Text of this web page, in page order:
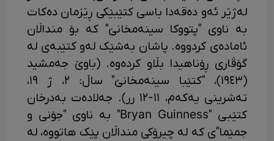
لەژێر ئەو دەقەدا باسی کتێبێکی ڕێزمان دەکات
بە ناوی "پتووکا ​​سینەمخانێ" کە بۆ منداڵان
ئامادەی کردووە. پاشان بەشێک لەو کتێبەی لە
گۆڤاری ڕۆناهیدا بڵاو کردەوە. (باوێ جەمشید
(١٩٤٣)، "کتێبا سینەمخانێ" ساڵ: ٢، ژ ١٩،
تەشرینی یەکەم، ١١-١٢ رر). جەلادەت بەدرخان
کتێبی "Bryan Guinness" بە ناوی "جۆنی و
جمێما"ی کە لە چیرۆکی منداڵان پێک هاتووە، لە